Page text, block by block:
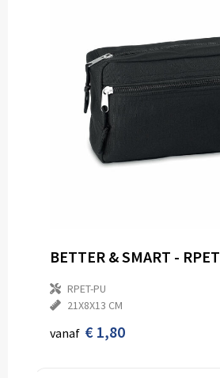
BETTER & SMART -
RPET-PU
21X8X13 CM
vanaf € 1,80